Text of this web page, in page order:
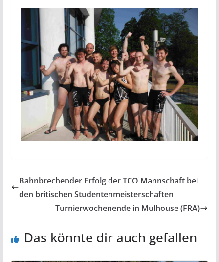
Bahnbrechender Erfolg der TCO Mannschaft bei
den britischen Studentenmeisterschaften
Turnierwochenende in Mulhouse (FRA)
Das könnte dir auch gefallen